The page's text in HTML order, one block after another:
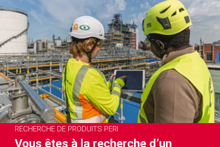
RECHERCHE DE PRODUITS PERI
Vous êtes à la recherche d’un